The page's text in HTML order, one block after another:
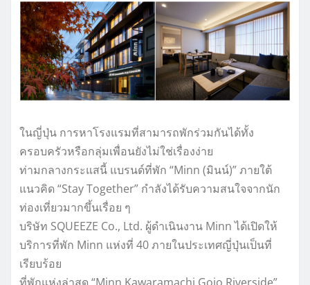
ในญี่ปุ่น การหาโรงแรมที่สามารถพักร่วมกันได้ทั้ง
ครอบครัวหรือกลุ่มเพื่อนยังไม่ใช่เรื่องง่าย
ท่ามกลางกระแสนี้ แบรนด์ที่พัก “Minn (มินน์)” ภายใต้
แนวคิด “Stay Together” กำลังได้รับความสนใจจากนัก
ท่องเที่ยวมากขึ้นเรื่อย ๆ
บริษัท SQUEEZE Co., Ltd. ผู้ดำเนินงาน Minn ได้เปิดให้
บริการที่พัก Minn แห่งที่ 40 ภายในประเทศญี่ปุ่นเป็นที่
เรียบร้อย